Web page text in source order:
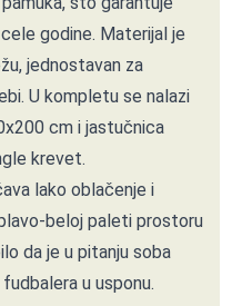
godine. Materijal je
jednostavan za
U kompletu se nalazi
cm i jastučnica
krevet.
lako oblačenje i
beloj paleti prostoru
da je u pitanju soba
u usponu.